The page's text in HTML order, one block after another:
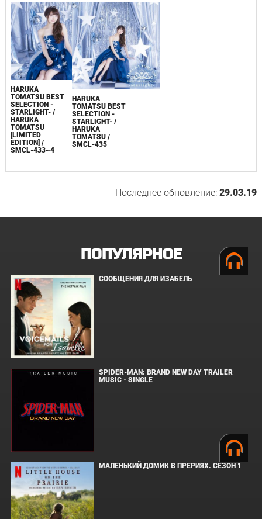
HARUKA
TOMATSU BEST
SELECTION -
STARLIGHT- /
HARUKA
TOMATSU
[LIMITED
EDITION] /
SMCL-433~4
HARUKA
TOMATSU BEST
SELECTION -
STARLIGHT- /
HARUKA
TOMATSU /
SMCL-435
Последнее обновление:29.03.19
ПОПУЛЯРНОЕ
СООБЩЕНИЯ ДЛЯ ИЗАБЕЛЬ
SPIDER-MAN: BRAND NEW DAY TRAILER
MUSIC - SINGLE
МАЛЕНЬКИЙ ДОМИК В ПРЕРИЯХ. СЕЗОН 1